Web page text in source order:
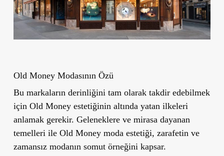
Old Money Modasının Özü
Bu markaların derinliğini tam olarak takdir edebilmek
için Old Money estetiğinin altında yatan ilkeleri
anlamak gerekir. Geleneklere ve mirasa dayanan
temelleri ile Old Money moda estetiği, zarafetin ve
zamansız modanın somut örneğini kapsar.